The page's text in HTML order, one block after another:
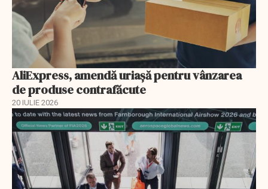
AliExpress, amendă uriaşă pentru vânzarea
de produse contrafăcute
20 IULIE 2026